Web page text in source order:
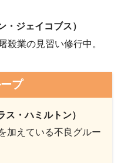
・ジェイコブス）
殺業の見習い修行中。
プ
・ハミルトン）
加えている不良グルー